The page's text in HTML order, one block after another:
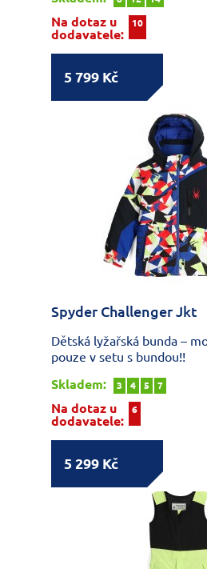
Na dotaz u
dodavatele:
10
5 799 Kč
Spyder Challenger Jkt
Dětská lyžařská bunda –
pouze v setu s bundou!!
Skladem:
3 4 5 7
Na dotaz u
dodavatele:
6
5 299 Kč